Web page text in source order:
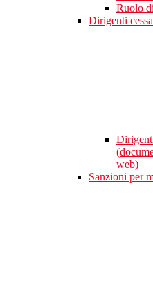
Ruolo
Dirigenti
web)
Sanzioni per